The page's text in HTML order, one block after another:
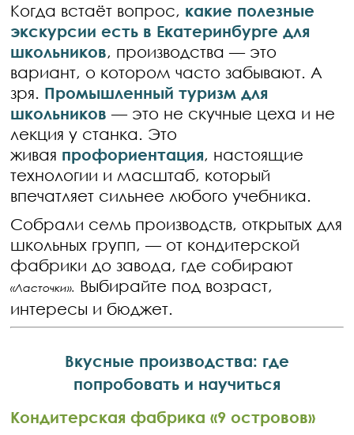
Когда встаёт вопрос, какие полезные
экскурсии есть в Екатеринбурге для
школьников, производства — это
вариант, о котором часто забывают. А
зря. Промышленный туризм для
школьников — это не скучные цеха и не
лекция у станка. Это
живая профориентация, настоящие
технологии и масштаб, который
впечатляет сильнее любого учебника.
Собрали семь производств, открытых для
школьных групп, — от кондитерской
фабрики до завода, где собирают
«Ласточки». Выбирайте под возраст,
интересы и бюджет.
Вкусные производства: где
попробовать и научиться
Кондитерская фабрика «9 островов»